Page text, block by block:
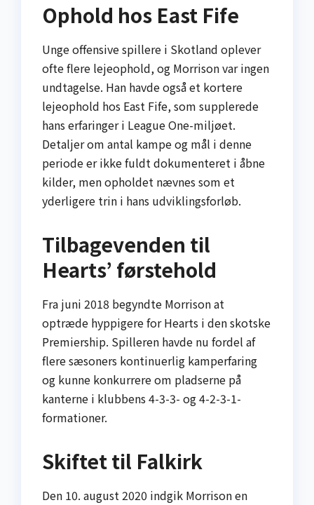
Ophold hos East Fife
Unge offensive spillere i Skotland oplever
ofte flere lejeophold, og Morrison var ingen
undtagelse. Han havde også et kortere
lejeophold hos East Fife, som supplerede
hans erfaringer i League One-miljøet.
Detaljer om antal kampe og mål i denne
periode er ikke fuldt dokumenteret i åbne
kilder, men opholdet nævnes som et
yderligere trin i hans udviklingsforløb.
Tilbagevenden til
Hearts’ førstehold
Fra juni 2018 begyndte Morrison at
optræde hyppigere for Hearts i den skotske
Premiership. Spilleren havde nu fordel af
flere sæsoners kontinuerlig kamperfaring
og kunne konkurrere om pladserne på
kanterne i klubbens 4-3-3- og 4-2-3-1-
formationer.
Skiftet til Falkirk
Den 10. august 2020 indgik Morrison en